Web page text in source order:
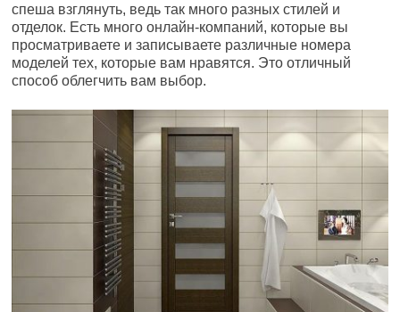
спеша взглянуть, ведь так много разных стилей и
отделок. Есть много онлайн-компаний, которые вы
просматриваете и записываете различные номера
моделей тех, которые вам нравятся. Это отличный
способ облегчить вам выбор.